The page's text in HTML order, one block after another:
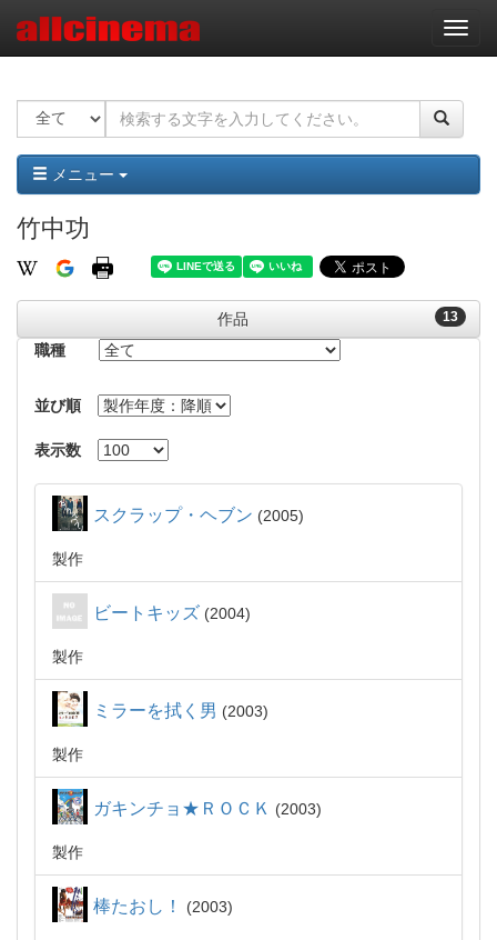
ナ
ビ
ー
ョ
ン
メニュー
竹中功
13
作品
職種
並び順
表示数
スクラップ・ヘブン 2005
製作
ビートキッズ 2004
製作
ミラーを拭く男 2003
製作
ガキンチョ★ＲＯＣＫ 2003
製作
棒たおし！ 2003